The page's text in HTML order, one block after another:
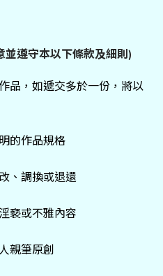
遵守本以下條款及細則)
品，如遞交多於一份，將以
的作品規格
、調換或退還
褻或不雅內容
親筆原創